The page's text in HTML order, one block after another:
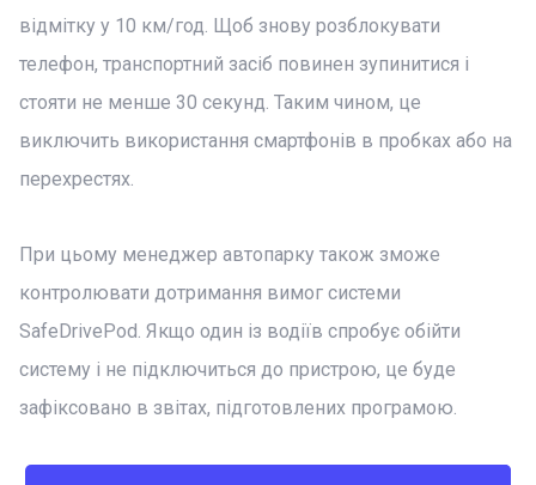
відмітку у 10 км/год. Щоб знову розблокувати
телефон, транспортний засіб повинен зупинитися і
стояти не менше 30 секунд. Таким чином, це
виключить використання смартфонів в пробках або на
перехрестях.
При цьому менеджер автопарку також зможе
контролювати дотримання вимог системи
SafeDrivePod. Якщо один із водіїв спробує обійти
систему і не підключиться до пристрою, це буде
зафіксовано в звітах, підготовлених програмою.